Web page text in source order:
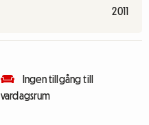
2011
Ingen tillgång till
vardagsrum